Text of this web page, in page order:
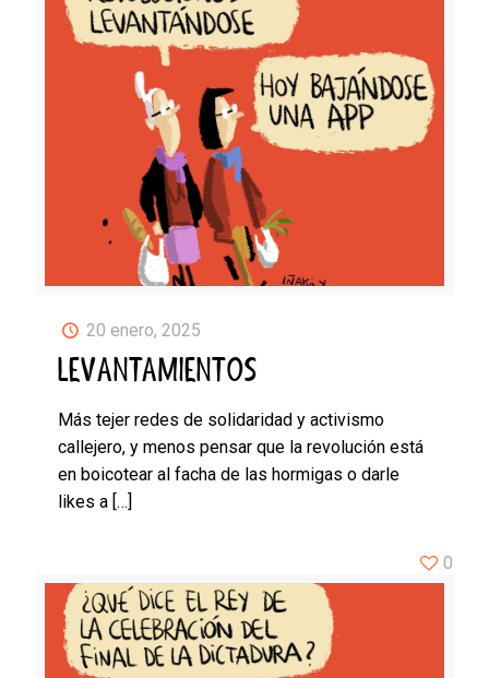
20 enero, 2025
LEVANTAMIENTOS
Más tejer redes de solidaridad y activismo
callejero, y menos pensar que la revolución está
en boicotear al facha de las hormigas o darle
likes a […]
0